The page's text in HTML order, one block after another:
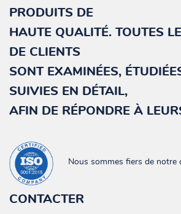
PRODUITS DE
HAUTE QUALITÉ. TOUTES
DE CLIENTS
SONT EXAMINÉES,
SUIVIES EN DÉTAIL,
AFIN DE RÉPONDRE À
Nous sommes fiers de notre
CONTACTER